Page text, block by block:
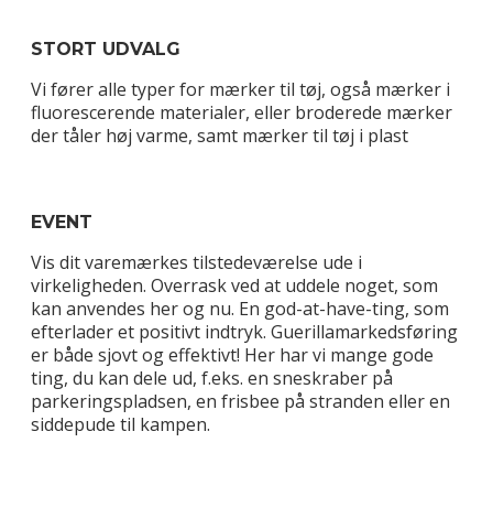
STORT UDVALG
Vi fører alle typer for mærker til tøj, også mærker i
fluorescerende materialer, eller broderede mærker
der tåler høj varme, samt mærker til tøj i plast
EVENT
Vis dit varemærkes tilstedeværelse ude i
virkeligheden. Overrask ved at uddele noget, som
kan anvendes her og nu. En god-at-have-ting, som
efterlader et positivt indtryk. Guerillamarkedsføring
er både sjovt og effektivt! Her har vi mange gode
ting, du kan dele ud, f.eks. en sneskraber på
parkeringspladsen, en frisbee på stranden eller en
siddepude til kampen.